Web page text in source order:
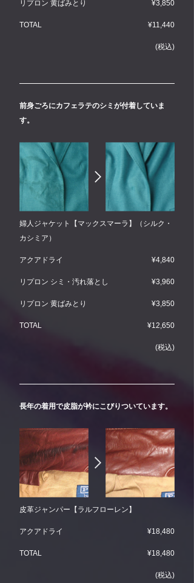
リプロン 黄ばみとり ¥3,850
TOTAL ¥11,440
(税込)
前身ごろにカフェラテのシミが付着していま
す。
婦人ジャケット【マックスマーラ】（シルク・
カシミア）
アクアドライ ¥4,840
リプロン シミ・汚れ落とし ¥3,960
リプロン 黄ばみとり ¥3,850
TOTAL ¥12,650
(税込)
長年の着用で皮脂が衿にこびりついています。
皮革ジャンパー【ラルフローレン】
アクアドライ ¥18,480
TOTAL ¥18,480
(税込)